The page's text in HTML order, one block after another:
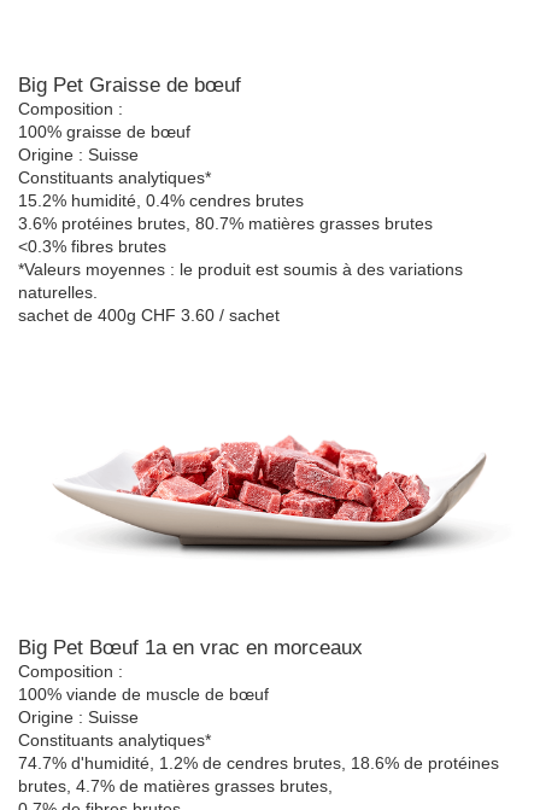
Big Pet Graisse de bœuf
Composition :
100% graisse de bœuf
Origine : Suisse
Constituants analytiques*
15.2% humidité, 0.4% cendres brutes
3.6% protéines brutes, 80.7% matières grasses brutes
<0.3% fibres brutes
*Valeurs moyennes : le produit est soumis à des variations
naturelles.
sachet de 400g CHF 3.60 / sachet
Big Pet Bœuf 1a en vrac en morceaux
Composition :
100% viande de muscle de bœuf
Origine : Suisse
Constituants analytiques*
74.7% d'humidité, 1.2% de cendres brutes, 18.6% de protéines
brutes, 4.7% de matières grasses brutes,